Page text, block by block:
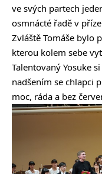
ve svých partech
osmnácté řadě v
Zvláště Tomáše bylo
kterou kolem sebe
Talentovaný Yosuke
nadšením se chlapci
moc, ráda a bez